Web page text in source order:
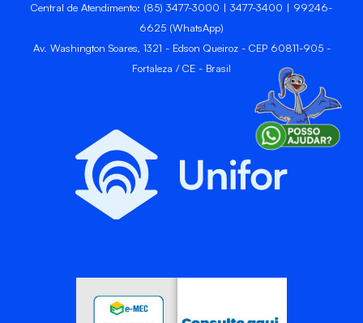
Central de Atendimento: (85) 3477-3000 | 3477-3400 | 99246-
6625 (WhatsApp)
Av. Washington Soares, 1321 - Edson Queiroz - CEP 60811-905 -
Fortaleza / CE - Brasil